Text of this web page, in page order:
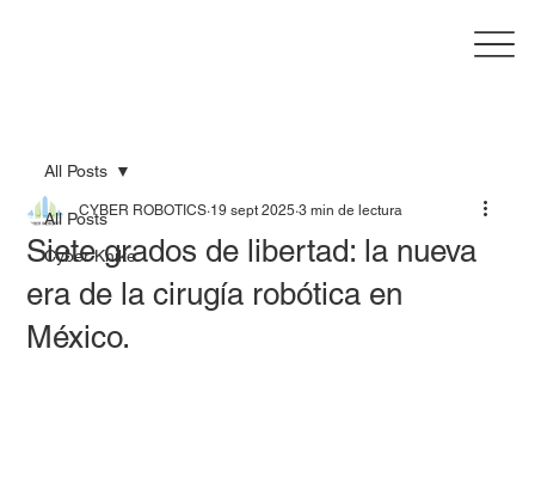
All Posts
Cyber Knike
All Posts
Siete grados de libertad: la nueva
era de la cirugía robótica en
México.
CYBER ROBOTICS 19 sept 2025 3 min de lectura